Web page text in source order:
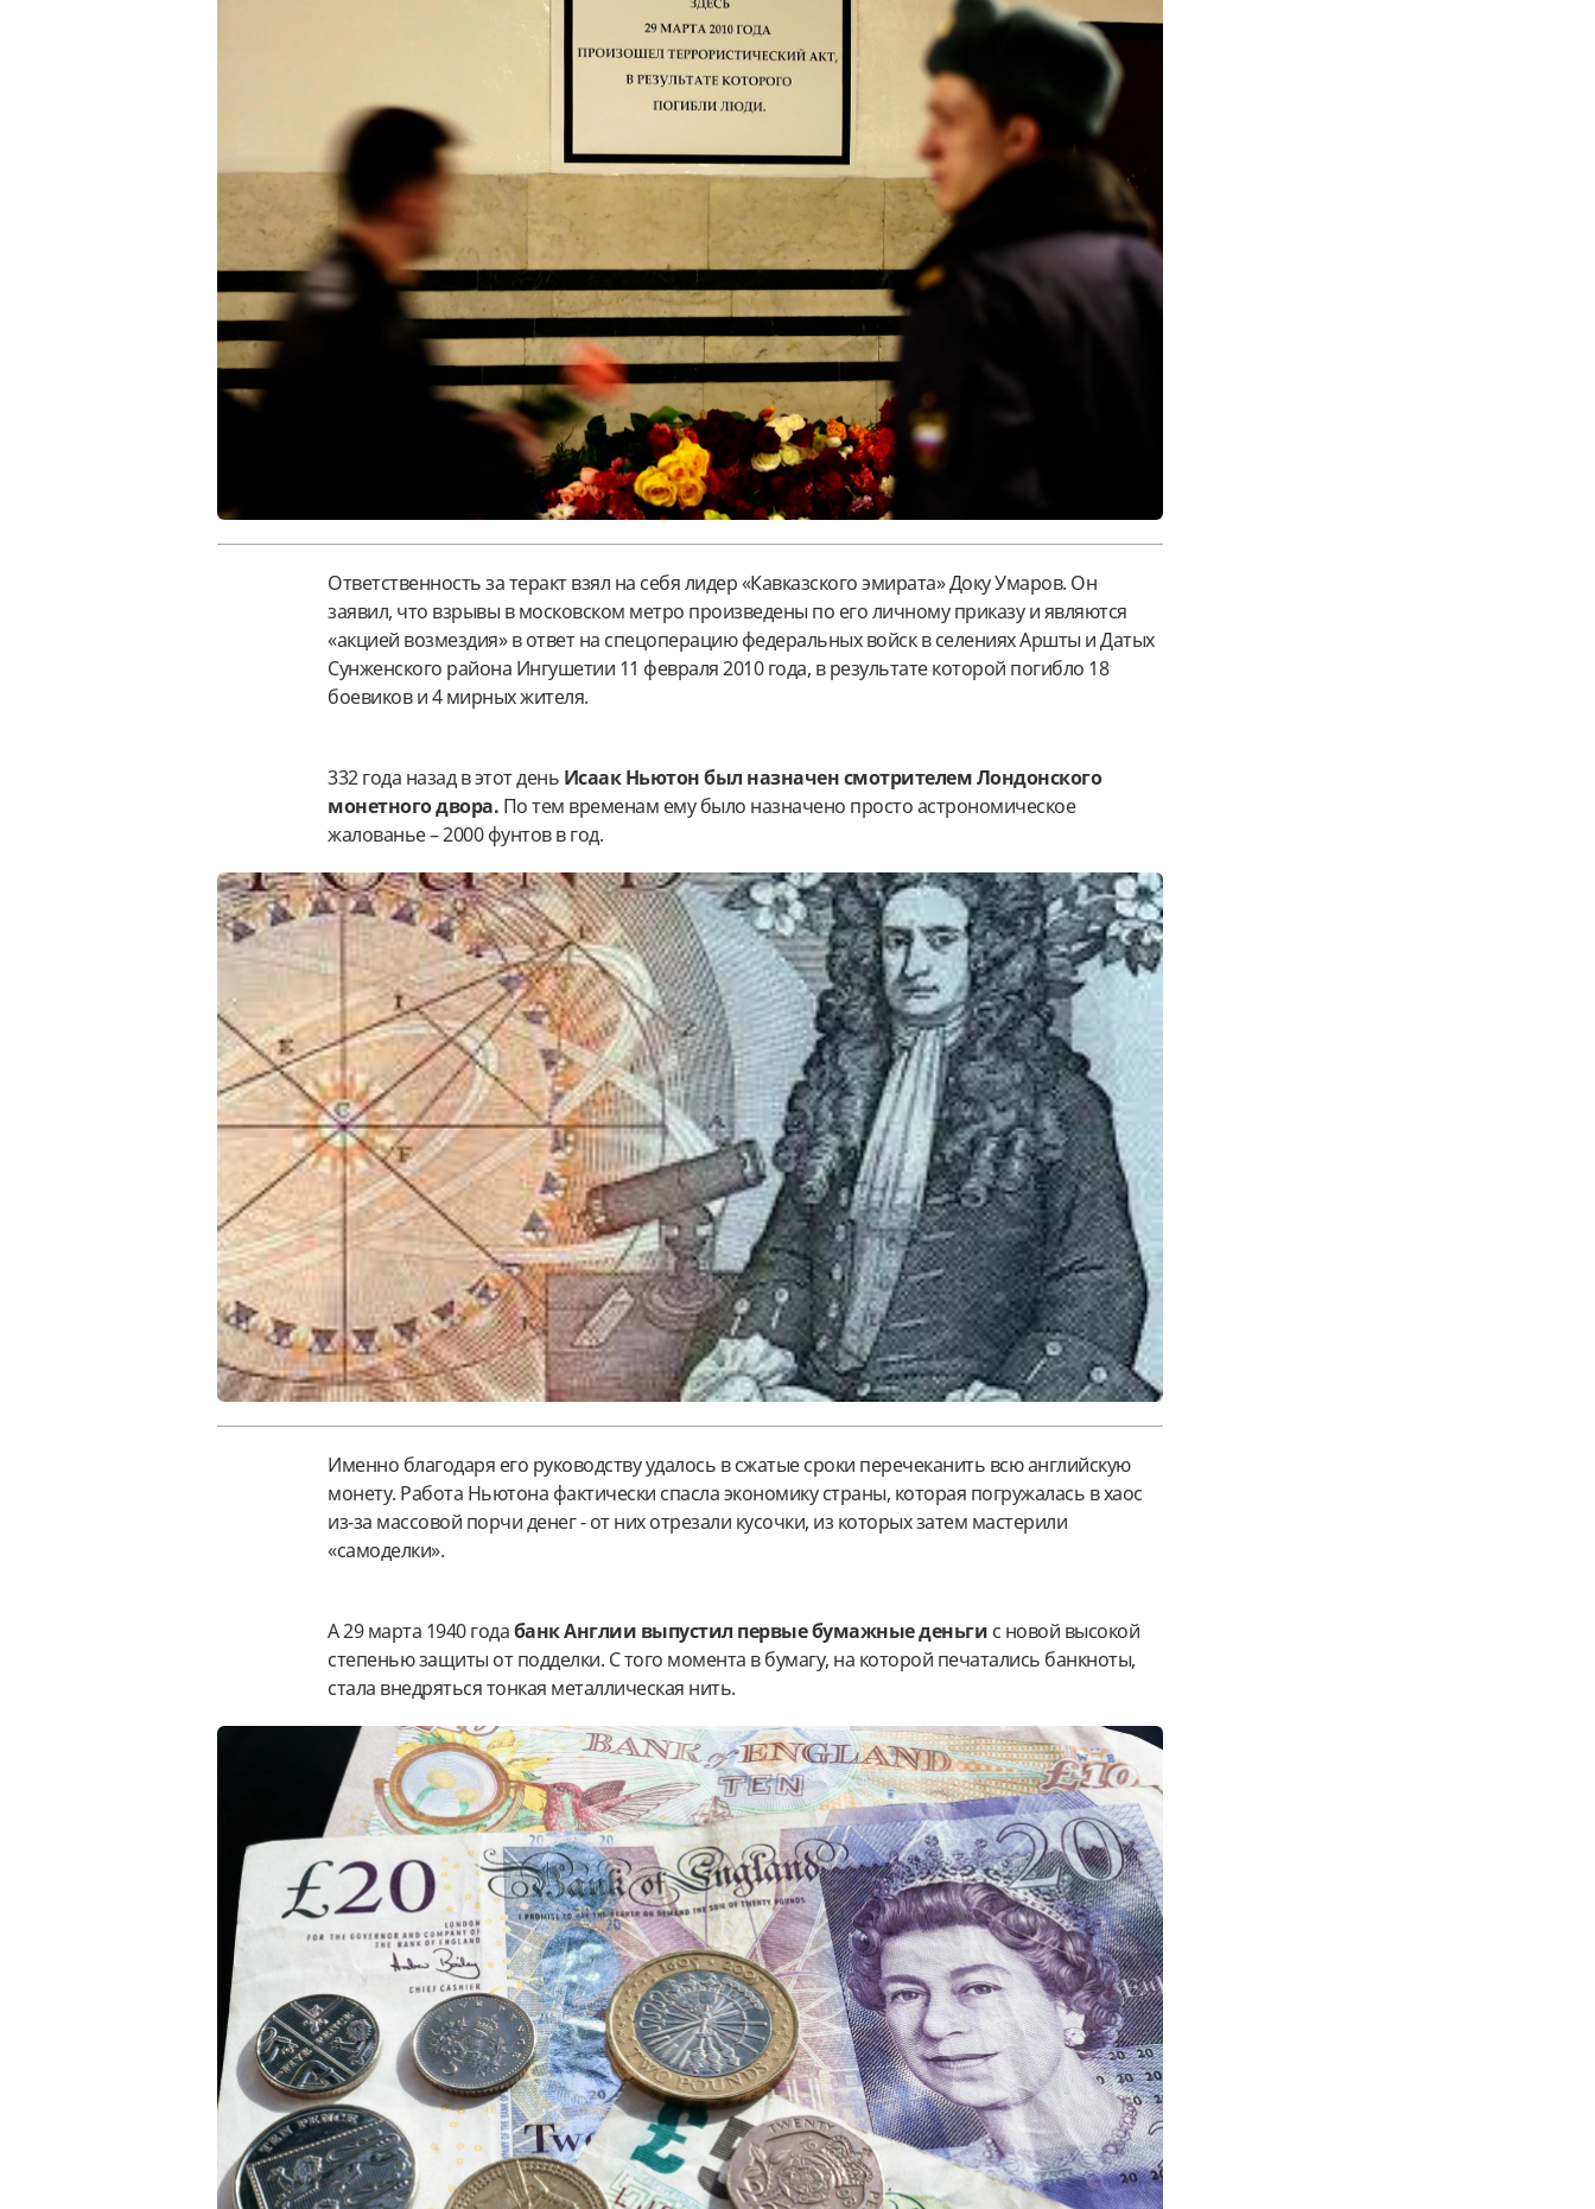
Ответственность за теракт взял на себя лидер «Кавказского эмирата» Доку Умаров. Он
заявил, что взрывы в московском метро произведены по его личному приказу и являются
«акцией возмездия» в ответ на спецоперацию федеральных войск в селениях Аршты и Датых
Сунженского района Ингушетии 11 февраля 2010 года, в результате которой погибло 18
боевиков и 4 мирных жителя.
332 года назад в этот день Исаак Ньютон был назначен смотрителем Лондонского
монетного двора. По тем временам ему было назначено просто астрономическое
жалованье – 2000 фунтов в год.
Именно благодаря его руководству удалось в сжатые сроки перечеканить всю английскую
монету. Работа Ньютона фактически спасла экономику страны, которая погружалась в хаос
из-за массовой порчи денег - от них отрезали кусочки, из которых затем мастерили
«самоделки».
А 29 марта 1940 годабанк Англии выпустил первые бумажные деньги с новой высокой
степенью защиты от подделки. С того момента в бумагу, на которой печатались банкноты,
стала внедряться тонкая металлическая нить.